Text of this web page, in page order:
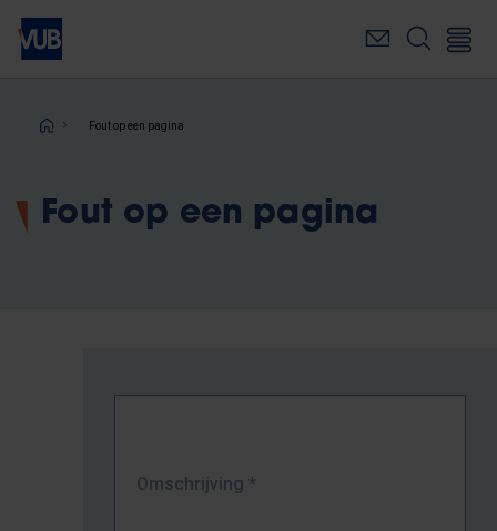
Overslaan
naar
inhoudKruimelpad
Fout op een pagina
Fout op een pagina
Omschrijving *